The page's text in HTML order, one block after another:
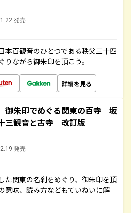
発売
本百観音のひとつである秩父三十四
ながら御朱印を頂こう。
詳細を見る
御朱印でめぐる関東の百寺 坂
三観音と古寺 改訂版
発売
た関東の名刹をめぐり、御朱印を頂
意味、読み方などもていねいに解